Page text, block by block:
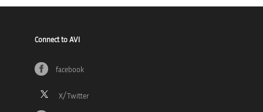
Connect to AVI
facebook